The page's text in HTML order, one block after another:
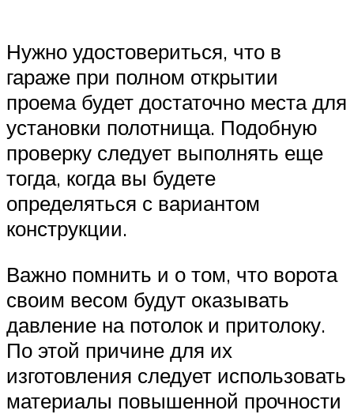
Нужно удостовериться, что в
гараже при полном открытии
проема будет достаточно места для
установки полотнища. Подобную
проверку следует выполнять еще
тогда, когда вы будете
определяться с вариантом
конструкции.
Важно помнить и о том, что ворота
своим весом будут оказывать
давление на потолок и притолоку.
По этой причине для их
изготовления следует использовать
материалы повышенной прочности